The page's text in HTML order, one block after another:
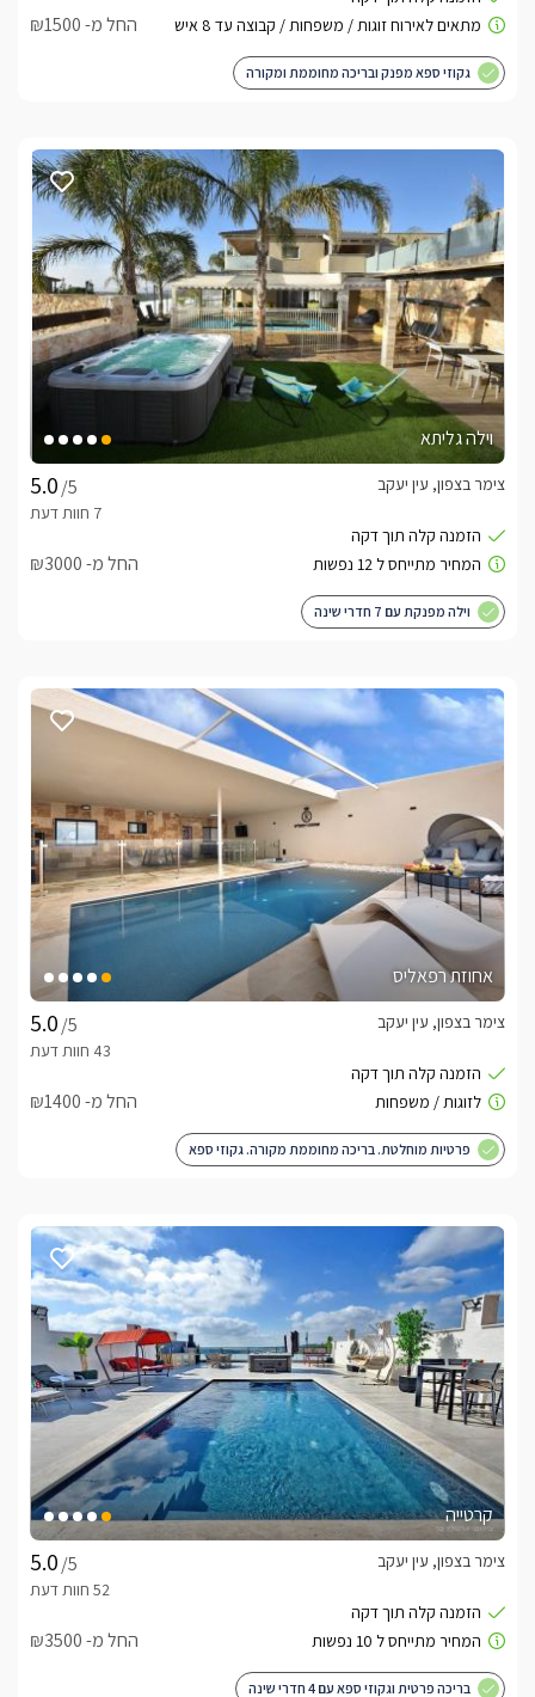
החל מ- ₪1500
גקוזי ספא מפנק ובריכה מחוממת ומקורה
וילה גליתא
/5
צימר בצפון, עין יעקב
החל מ- ₪3000
וילה מפנקת עם 7 חדרי שינה
אחוזת רפאליס
/5
צימר בצפון, עין יעקב
החל מ- ₪1400
פרטיות מוחלטת. בריכה מחוממת מקורה. גקוזי ספא
קרטייה
/5
צימר בצפון, עין יעקב
החל מ- ₪3500
בריכה פרטית וגקוזי ספא עם 4 חדרי שינה